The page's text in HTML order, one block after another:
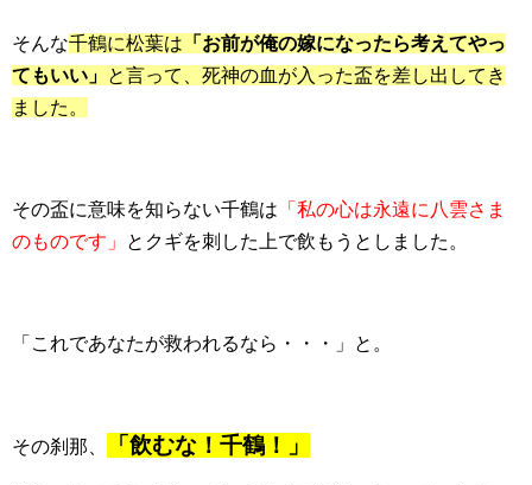
そんな千鶴に松葉は 「お前が俺の嫁になったら考えてやっ
てもいい」 と言って、死神の血が入った盃を差し出してき
ました。
その盃に意味を知らない千鶴は 「私の心は永遠に八雲さま
のものです」
とクギを刺した上で飲もうとしました。
「これであなたが救われるなら・・・」と。
その刹那、 「飲むな！千鶴！」